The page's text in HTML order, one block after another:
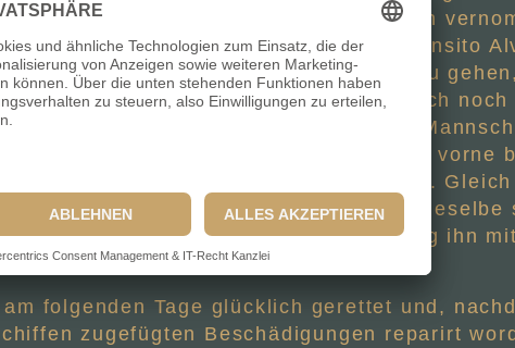
und zwar die letzteren drei eidlich
9 Uhr die nicaraguensische Bark „Transito
Fretwurst beordert, nach vorne zu
Matrose Krüger und eilte später auch noch
Schiffer, welcher sich mit der übrigen
Alle mit alleiniger Ausnahme der 3 vorne
bestiegen dasselbe und stiessen ab.
hinter der Bark; dann entschwand dieselbe
hängenden Zimmermann Witt und zog ihn
folgenden Tage glücklich gerettet und,
zugefügten Beschädigungen reparirt